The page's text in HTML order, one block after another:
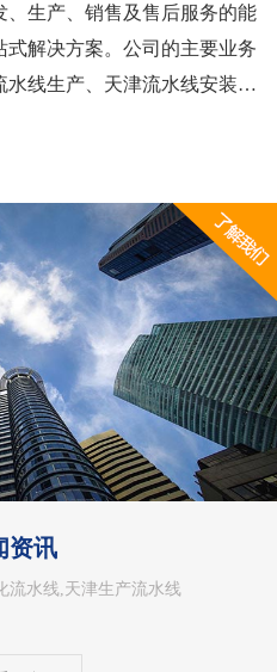
生产、销售及售后服务的能
解决方案。公司的主要业务
线生产、天津流水线安装调
设备。我们的流水线设备广
“创新、高效、品质”的理
提升。我们致力于...
资讯
流水线,天津生产流水线